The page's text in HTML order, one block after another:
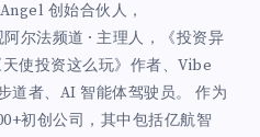
创始合伙人，
尔法频道 · 主理人，《投资异
使投资这么玩》作者、Vibe
道者、AI 智能体驾驶员。 作为
初创公司，其中包括亿航智